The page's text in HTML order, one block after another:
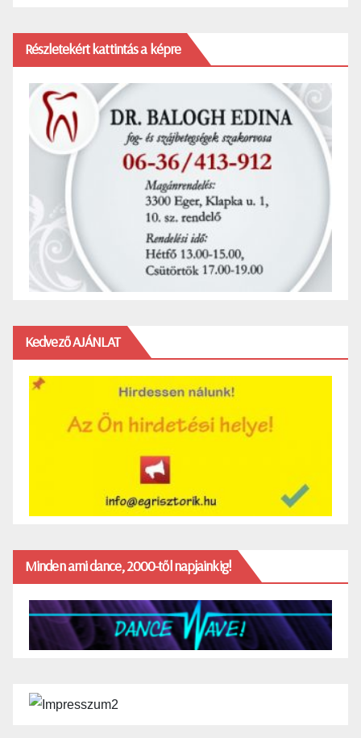
Részletekért kattintás a képre
Kedvező AJÁNLAT
Minden ami dance, 2000-től napjainkig!